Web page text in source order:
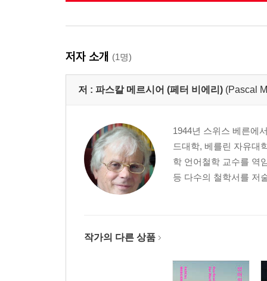
저자 소개 (1명)
저 : 파스칼 메르시어 (페터 비에리) (Pascal
1944년 스위스 베른에
드대학, 베를린 자유대
학 언어철학 교수를 역
등 다수의 철학서를 저
작가의 다른 상품